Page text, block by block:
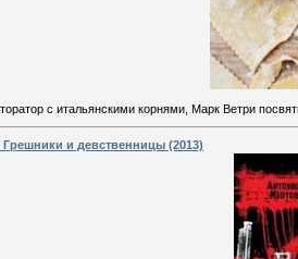
с итальянскими корнями, Марк Ветри
и девственницы (2013)